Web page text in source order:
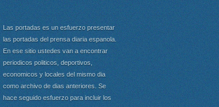
Las portadas es un esfuerzo presentar
las portadas del prensa diaria espanola.
En ese sitio ustedes van a encontrar
periodicos politicos, deportivos,
economicos y locales del mismo dia
como archivo de dias anteriores. Se
hace seguido esfuerzo para incluir los